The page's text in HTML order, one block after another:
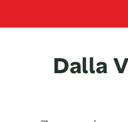
Dalla